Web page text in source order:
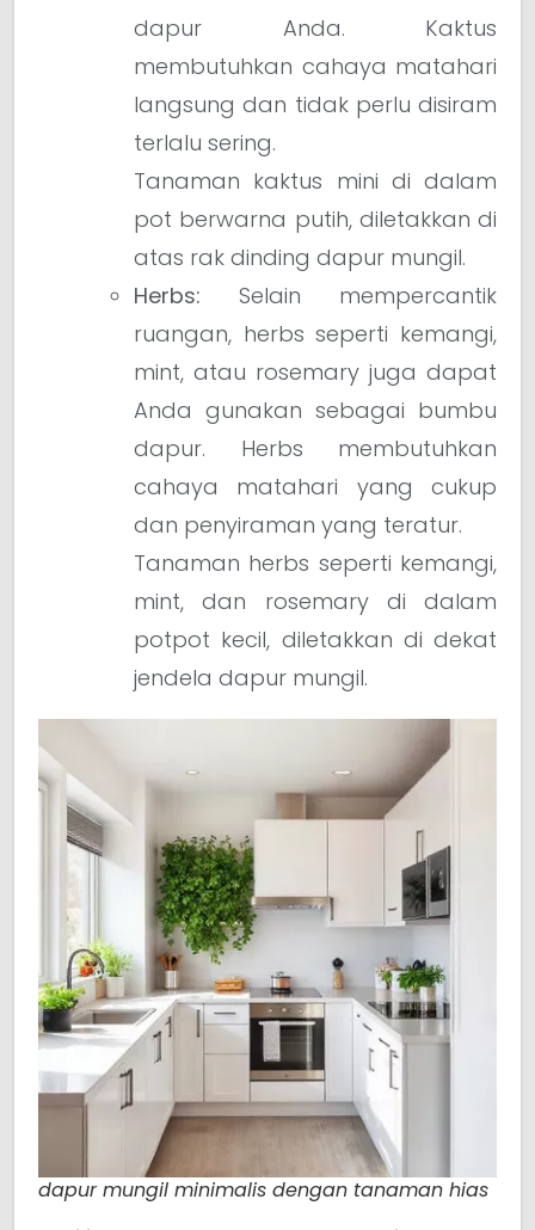
dapur Anda. Kaktus
membutuhkan cahaya matahari
langsung dan tidak perlu disiram
terlalu sering.
Tanaman kaktus mini di dalam
pot berwarna putih, diletakkan di
atas rak dinding dapur mungil.
Herbs: Selain mempercantik
ruangan, herbs seperti kemangi,
mint, atau rosemary juga dapat
Anda gunakan sebagai bumbu
dapur. Herbs membutuhkan
cahaya matahari yang cukup
dan penyiraman yang teratur.
Tanaman herbs seperti kemangi,
mint, dan rosemary di dalam
potpot kecil, diletakkan di dekat
jendela dapur mungil.
dapur mungil minimalis dengan tanaman hias